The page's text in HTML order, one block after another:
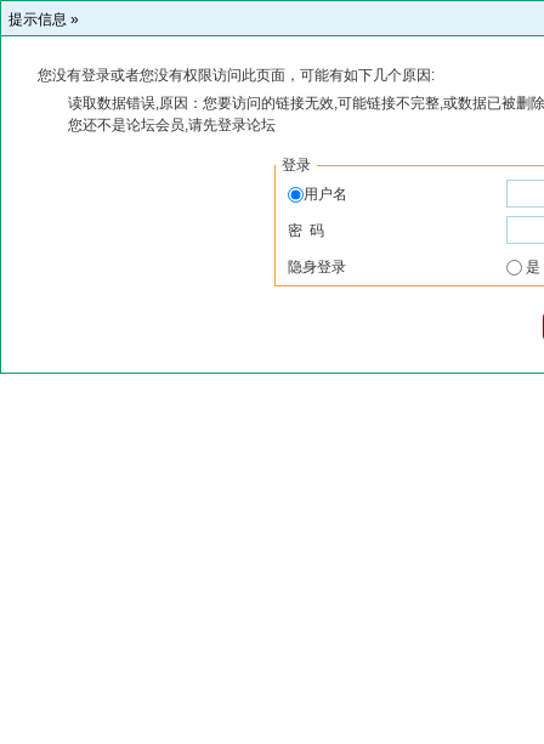
提示信息 »
您没有登录或者您没有权限访问此页面，可能有如下几个原因:
读取数据错误,原因：您要访问的链接无效,可能链接不完整,或数据已被删
您还不是论坛会员,请先登录论坛
登录
用户名
密 码
隐身登录